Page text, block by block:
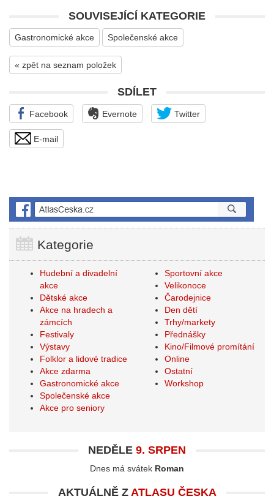
SOUVISEJÍCÍ KATEGORIE
Gastronomické akce Společenské akce
« zpět na seznam položek
SDÍLET
Facebook Evernote Twitter
E-mail
Kategorie
Hudební a divadelní
akce
Dětské akce
Akce na hradech a
zámcích
Festivaly
Výstavy
Folklor a lidové tradice
Akce zdarma
Gastronomické akce
Společenské akce
Akce pro seniory
Sportovní akce
Velikonoce
Čarodejnice
Den dětí
Trhy/markety
Přednášky
Kino/Filmové promítání
Online
Ostatní
Workshop
NEDĚLE 9. SRPEN
Dnes má svátek Roman
AKTUÁLNĚ Z ATLASU ČESKA